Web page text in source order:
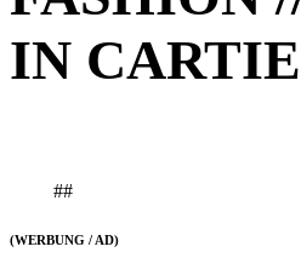
IN
##
(WERBUNG / AD)